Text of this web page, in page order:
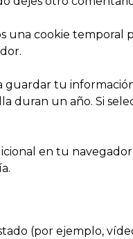
una cookie
tu
duran un año. Si
en tu
(por ejemplo,